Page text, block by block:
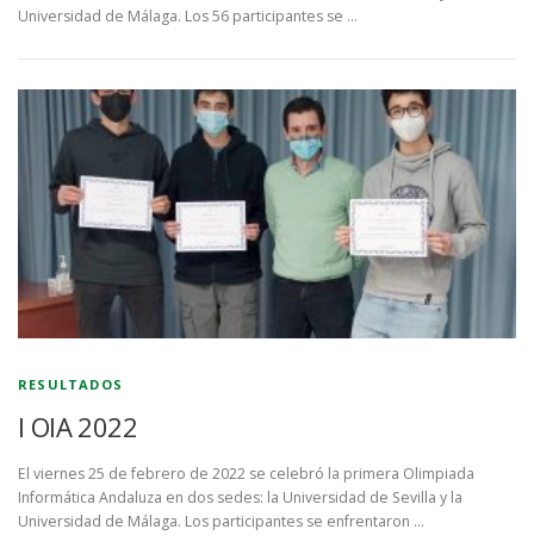
Universidad de Málaga. Los 56 participantes se …
RESULTADOS
I OIA 2022
El viernes 25 de febrero de 2022 se celebró la primera Olimpiada
Informática Andaluza en dos sedes: la Universidad de Sevilla y la
Universidad de Málaga. Los participantes se enfrentaron …